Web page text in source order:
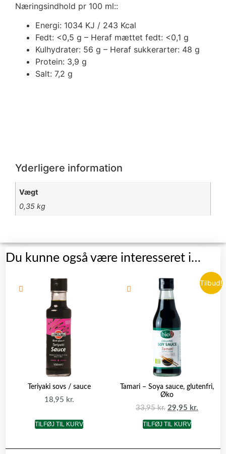
Næringsindhold pr 100 ml::
Energi: 1034 KJ / 243 Kcal
Fedt: <0,5 g – Heraf mættet fedt: <0,1 g
Kulhydrater: 56 g – Heraf sukkerarter: 48 g
Protein: 3,9 g
Salt: 7,2 g
Yderligere information
Vægt
0,35 kg
Du kunne også være interesseret i…
Teriyaki sovs / sauce
18,95 kr.
TILFØJ TIL KURV
Tilbud!
Tamari – Soya sauce, glutenfri,
Øko
33,95kr. 29,95 kr.
TILFØJ TIL KURV